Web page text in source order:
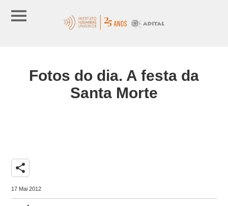
Fotos do dia. A festa da
Santa Morte
share
17 Mai 2012